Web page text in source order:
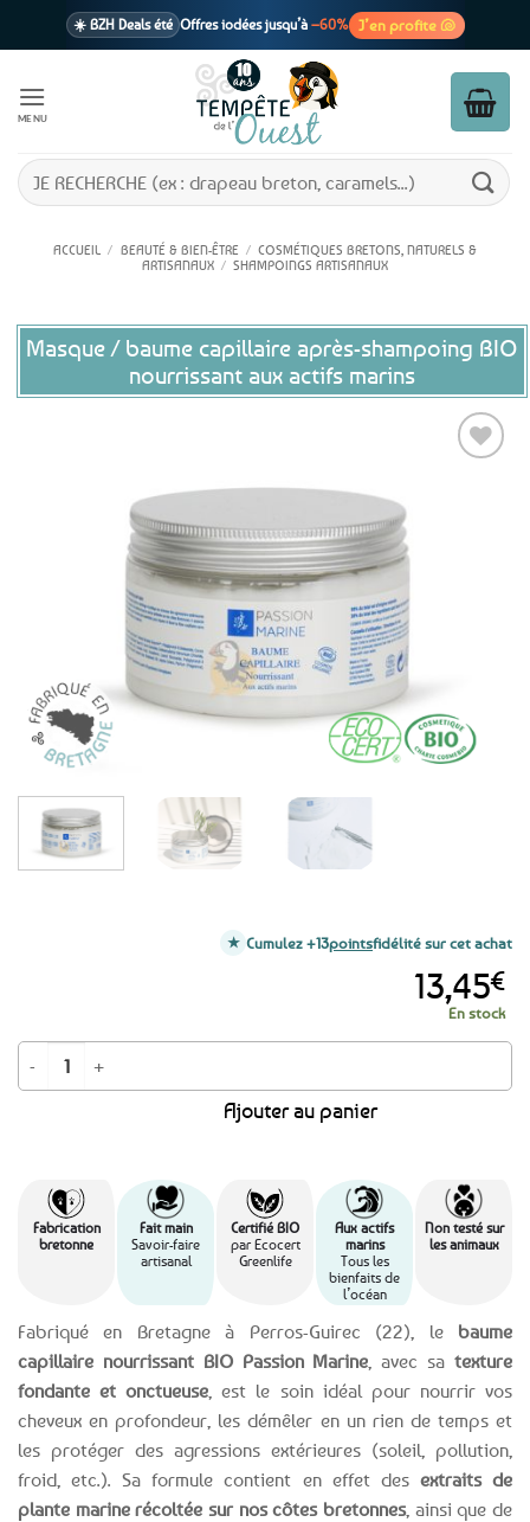
☀️ BZH Deals été Offres iodées jusqu’à –60% J’en profite 🐚
1 cadeau offertdès 39€ d’achats
En point relais dès 3,95€ seulement
MENU
Recherche
pour :
ACCUEIL / BEAUTÉ & BIEN-ÊTRE / COSMÉTIQUES BRETONS, NATURELS &
ARTISANAUX / SHAMPOINGS ARTISANAUX
Masque / baume capillaire après-shampoing BIO
nourrissant aux actifs marins
Fabriqué en Bretagne à Perros-Guirec (22), le baume
capillaire nourrissant BIO Passion Marine , avec satexture
fondante et onctueuse , est le soin idéal pour nourrir vos
cheveux en profondeur, les démêler en un rien de temps et
les protéger des agressions extérieures (soleil, pollution,
froid, etc.). Sa formule contient en effet desextraits de
plante marine récoltée sur nos côtes bretonnes, ainsi que de
Fabrication
bretonne
Fait main
Savoir-faire
artisanal
Certifié BIO
par Ecocert
Greenlife
Aux actifs
marins
Tous les
bienfaits de
l’océan
Non testé sur
les animaux
13,45€
En stock
quantité de Masque / baume capillaire après-shampoing BIO nourrissant
Ajouter au panier
Cumulez +13pointsfidélité sur cet achat